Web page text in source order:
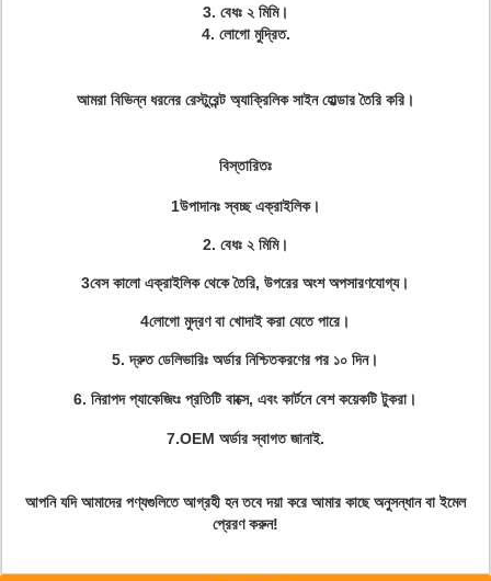
3. বেধঃ ২ মিমি।
4. লোগো মুদ্রিত.
আমরা বিভিন্ন ধরনের রেস্টুরেন্ট অ্যাক্রিলিক সাইন হোল্ডার তৈরি করি।
বিস্তারিতঃ
1উপাদানঃ স্বচ্ছ এক্রাইলিক।
2. বেধঃ ২ মিমি।
3বেস কালো এক্রাইলিক থেকে তৈরি, উপরের অংশ অপসারণযোগ্য।
4লোগো মুদ্রণ বা খোদাই করা যেতে পারে।
5. দ্রুত ডেলিভারিঃ অর্ডার নিশ্চিতকরণের পর ১০ দিন।
6. নিরাপদ প্যাকেজিংঃ প্রতিটি বাক্সে, এবং কার্টনে বেশ কয়েকটি টুকরা।
7.OEM অর্ডার স্বাগত জানাই.
আপনি যদি আমাদের পণ্যগুলিতে আগ্রহী হন তবে দয়া করে আমার কাছে অনুসন্ধান বা ইমেল
প্রেরণ করুন!